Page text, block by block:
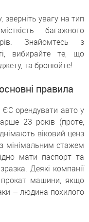
увагу на тип
багажного
Знайомтесь з
вибирайте те, що
та бронюйте!
правила
ЄС орендувати авто у
23 років (проте,
віковий ценз
мінімальним стажем
мати паспорт та
Деякі компанії
машини, якщо
– людина похилого